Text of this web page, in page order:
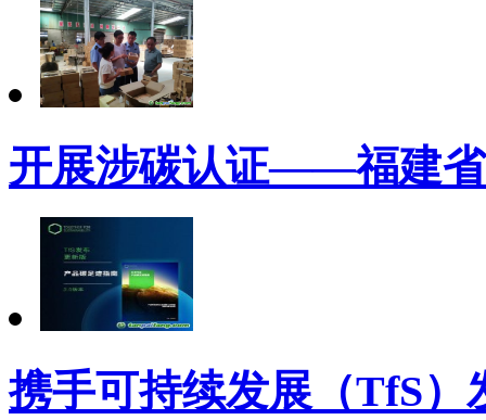
开展涉碳认证——福建
携手可持续发展（TfS）